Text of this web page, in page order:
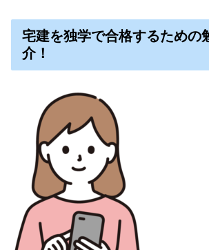
宅建を独学で合格するための
介！